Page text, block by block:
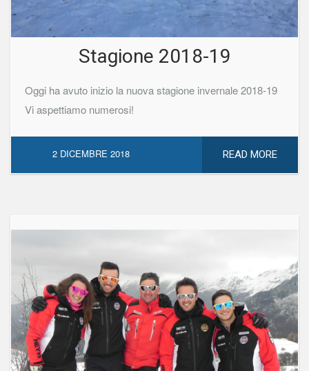
Stagione 2018-19
Oggi ha avuto inizio la nuova stagione invernale 2018-19
Vi aspettiamo numerosi!
READ MORE
2 DICEMBRE 2018